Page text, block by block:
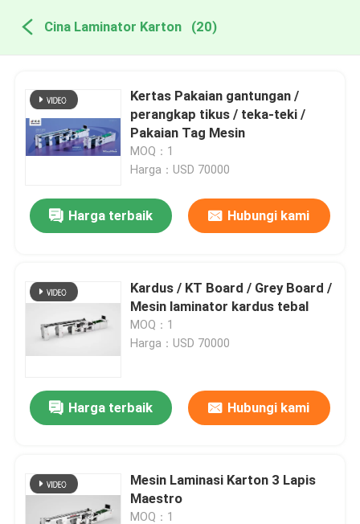
Cina Laminator Karton (20)
Kertas Pakaian gantungan /
perangkap tikus / teka-teki /
Pakaian Tag Mesin
MOQ：1
Harga：USD 70000
Harga terbaik Hubungi kami
Kardus / KT Board / Grey Board /
Mesin laminator kardus tebal
MOQ：1
Harga：USD 70000
Harga terbaik Hubungi kami
Mesin Laminasi Karton 3 Lapis
Maestro
MOQ：1